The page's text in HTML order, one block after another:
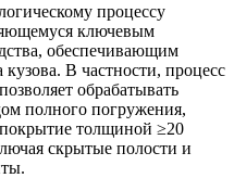
процессу
ключевым
обеспечивающим
В частности, процесс
обрабатывать
полного погружения,
покрытие толщиной ≥20
скрытые полости и